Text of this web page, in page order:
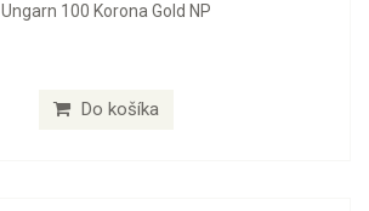
Ungarn 100 Korona Gold NP
Do košíka